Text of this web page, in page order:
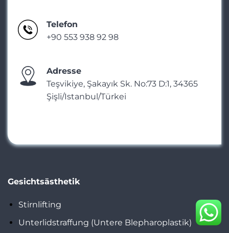
Telefon
+90 553 938 92 98
Adresse
Teşvikiye, Şakayık Sk. No:73 D:1, 34365
Şişli/Istanbul/Türkei
Gesichtsästhetik
Stirnlifting
Unterlidstraffung (Untere Blepharoplastik)